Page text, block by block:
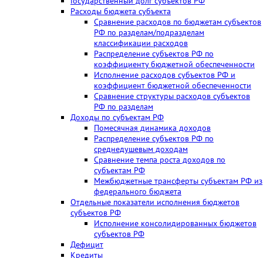
Расходы бюджета субъекта
Сравнение расходов по бюджетам субъектов
РФ по разделам/подразделам
классификации расходов
Распределение субъектов РФ по
коэффициенту бюджетной обеспеченности
Исполнение расходов субъектов РФ и
коэффициент бюджетной обеспеченности
Сравнение структуры расходов субъектов
РФ по разделам
Доходы по субъектам РФ
Помесячная динамика доходов
Распределение субъектов РФ по
среднедушевым доходам
Сравнение темпа роста доходов по
субъектам РФ
Межбюджетные трансферты субъектам РФ из
федерального бюджета
Отдельные показатели исполнения бюджетов
субъектов РФ
Исполнение консолидированных бюджетов
субъектов РФ
Дефицит
Кредиты